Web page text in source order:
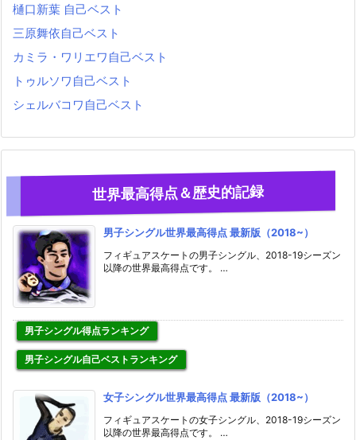
樋口新葉 自己ベスト
三原舞依自己ベスト
カミラ・ワリエワ自己ベスト
トゥルソワ自己ベスト
シェルバコワ自己ベスト
世界最高得点＆歴史的記録
男子シングル世界最高得点 最新版（2018~）
フィギュアスケートの男子シングル、2018-19シーズン
以降の世界最高得点です。 …
男子シングル得点ランキング
男子シングル自己ベストランキング
女子シングル世界最高得点 最新版（2018~）
フィギュアスケートの女子シングル、2018-19シーズン
以降の世界最高得点です。 …